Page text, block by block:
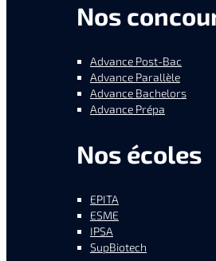
Nos
Advance Post-Bac
Advance Parallèle
Advance Bachelors
Advance Prépa
Nos écoles
EPITA
ESME
IPSA
SupBiotech